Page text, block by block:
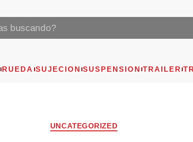
RUEDA SUJECION SUSPENSION TRAILER
UNCATEGORIZED